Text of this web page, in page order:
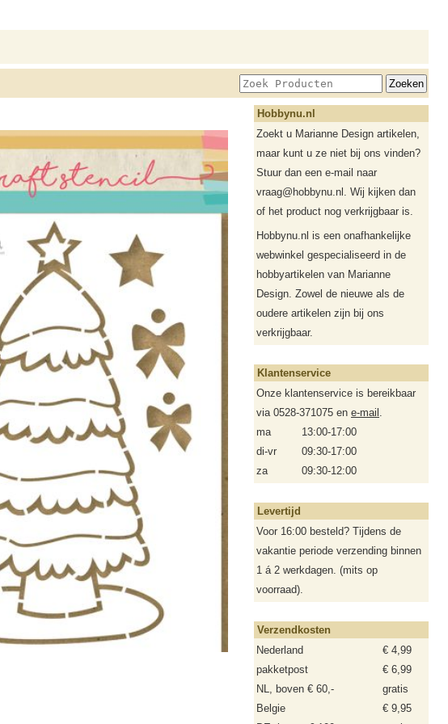
Hobbynu.nl
Zoekt u Marianne Design artikelen,
maar kunt u ze niet bij ons vinden?
Stuur dan een e-mail naar
vraag@hobbynu.nl. Wij kijken dan
of het product nog verkrijgbaar is.
Hobbynu.nl is een onafhankelijke
webwinkel gespecialiseerd in de
hobbyartikelen van Marianne
Design. Zowel de nieuwe als de
oudere artikelen zijn bij ons
verkrijgbaar.
Klantenservice
Onze klantenservice is bereikbaar
via 0528-371075 en e-mail .
ma
13:00-17:00
di-vr
09:30-17:00
za
09:30-12:00
Levertijd
Voor 16:00 besteld? Tijdens de
vakantie periode verzending binnen
1 á 2 werkdagen. (mits op
voorraad).
Verzendkosten
Nederland
€ 4,99
pakketpost
€ 6,99
NL, boven € 60,-
gratis
Belgie
€ 9,95